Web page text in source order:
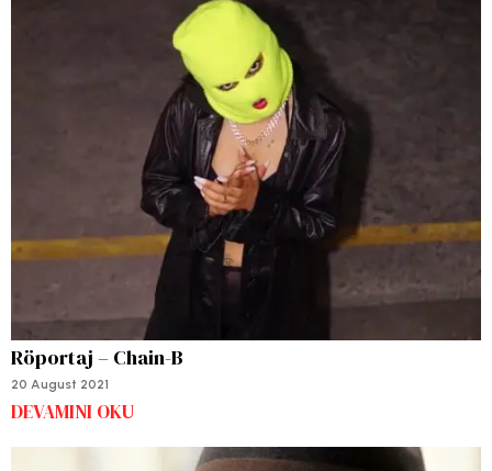
Röportaj – Chain-B
20 August 2021
DEVAMINI OKU